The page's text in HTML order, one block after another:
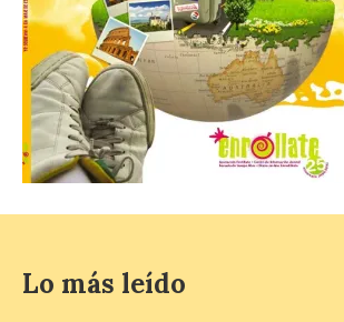
El Descenso Internacional
del Sella arranca con el
homenaje a los campeones
y el izado de las banderas
autonómicas
6 Ago 2026
Descenso Internacional
en 874 embarcaciones,
con representación de 22 países,
Lo más leído